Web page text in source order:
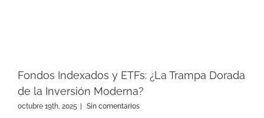
Fondos Indexados y ETFs: ¿La Trampa Dorada
de la Inversión Moderna?
octubre 19th, 2025 | Sin comentarios